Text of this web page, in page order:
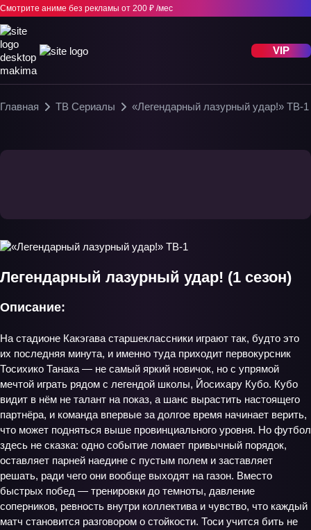
Смотрите аниме без рекламы от 200 ₽ /мес
VIP
Главная ТВ Сериалы «Легендарный лазурный удар!» ТВ-1
Легендарный лазурный удар! (1 сезон)
Описание:
На стадионе Какэгава старшеклассники играют так, будто это
их последняя минута, и именно туда приходит первокурсник
Тосихико Танака — не самый яркий новичок, но с упрямой
мечтой играть рядом с легендой школы, Йосихару Кубо. Кубо
видит в нём не талант на показ, а шанс вырастить настоящего
партнёра, и команда впервые за долгое время начинает верить,
что может подняться выше провинциального уровня. Но футбол
здесь не сказка: одно событие ломает привычный порядок,
оставляет парней наедине с пустым полем и заставляет
решать, ради чего они вообще выходят на газон. Вместо
быстрых побед — тренировки до темноты, давление
соперников, ревность внутри коллектива и чувство, что каждый
матч становится разговором о стойкости. Тоси учится бить не